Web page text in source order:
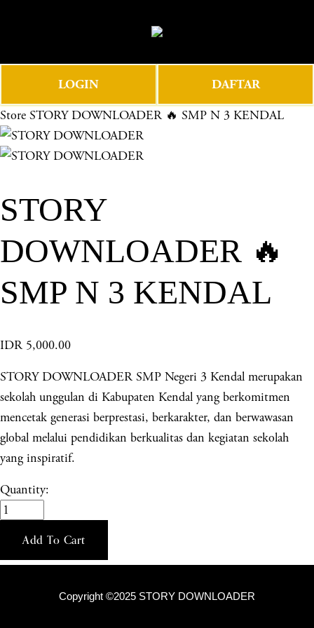
e
e
n
u
LOGIN DAFTAR
Store STORY DOWNLOADER 🔥 SMP N 3 KENDAL
STORY
DOWNLOADER 🔥
SMP N 3 KENDAL
IDR 5,000.00
STORY DOWNLOADER SMP Negeri 3 Kendal merupakan
sekolah unggulan di Kabupaten Kendal yang berkomitmen
mencetak generasi berprestasi, berkarakter, dan berwawasan
global melalui pendidikan berkualitas dan kegiatan sekolah
yang inspiratif.
Quantity:
Add To Cart
Copyright ©2025 STORY DOWNLOADER